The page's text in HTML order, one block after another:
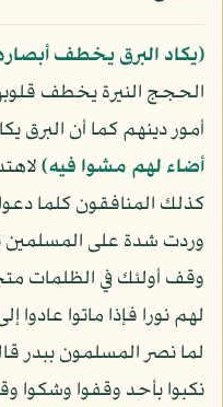
﴿يكاد البرق يخطف
الحجج النيرة يخطف
أمور دينهم كما أن البرق
أضاء لهم مشوا فيه﴾
كذلك المنافقون كلما
وردت شدة على المسلمين
وقف أولئك في الظلمات
لهم نورا فإذا ماتوا
لما نصر المسلمون ببدر
نكبوا بأحد وقفوا وشكوا